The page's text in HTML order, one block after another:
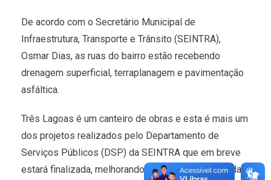
De acordo com o Secretário Municipal de
Infraestrutura, Transporte e Trânsito (SEINTRA),
Osmar Dias, as ruas do bairro estão recebendo
drenagem superficial, terraplanagem e pavimentação
asfáltica.
Três Lagoas é um canteiro de obras e esta é mais um
dos projetos realizados pelo Departamento de
Serviços Públicos (DSP) da SEINTRA que em breve
estará finalizada, melhorando a qualidade de vida da